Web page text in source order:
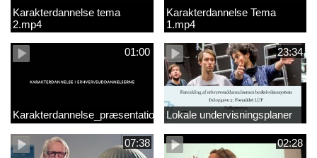
Karakterdannelse tema
2.mp4
Karakterdannelse Tema
1.mp4
01:00
Karakterdannelse_præsentation.mp4
23:34
Lokale undervisningsplaner
07:38 02:28